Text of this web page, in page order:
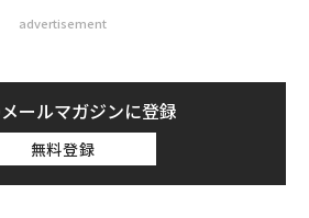
advertisement
ールマガジンに登録
無料登録